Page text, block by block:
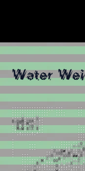
Water
................. ... ..
. . . . . . . . . . . . . . . . . . . .
. . . . . . . . . . . . . . . . . . . . .
. . . . ! , . . . , u. .
:...X,.,.,X,.
8o O@M, Z 88 : v : .
, u 8 ,O, Mi! , ; .
.:O.X,!ZO!x:. ...
. , MoW, 8xX ! 8 , . . . .
. . .,.. .:, . ,. . . .
........ ...
. . .
. . .
. .... ...,!
. . . . . . , uO :
. . . . . . , , : ovox u
. ... ......:i;,;,i@
. . Z ! : O#i ;Z , ; Z !,
. . : v u XO░:;M , o , , Z !
. . . . . o O ;,:u X XO. ##, 8 :
........,,Zi!:,@,v!!u,,Z!i
. . . . . . ! M: ,, , OO:. : . , ;v uZ ! ,
. . . . ; 8u, , : . . ., , u , u uX; :u ; v
...uo,,.,i...O:,;,iu,,,.:
. , v : : x . : . . . . . , , . . . . , . : v u ;